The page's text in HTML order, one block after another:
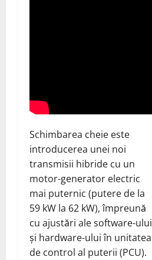
Schimbarea cheie este
introducerea unei noi
transmisii hibride cu un
motor-generator electric
mai puternic (putere de la
59 kW la 62 kW), împreună
cu ajustări ale software-ului
și hardware-ului în unitatea
de control al puterii (PCU).